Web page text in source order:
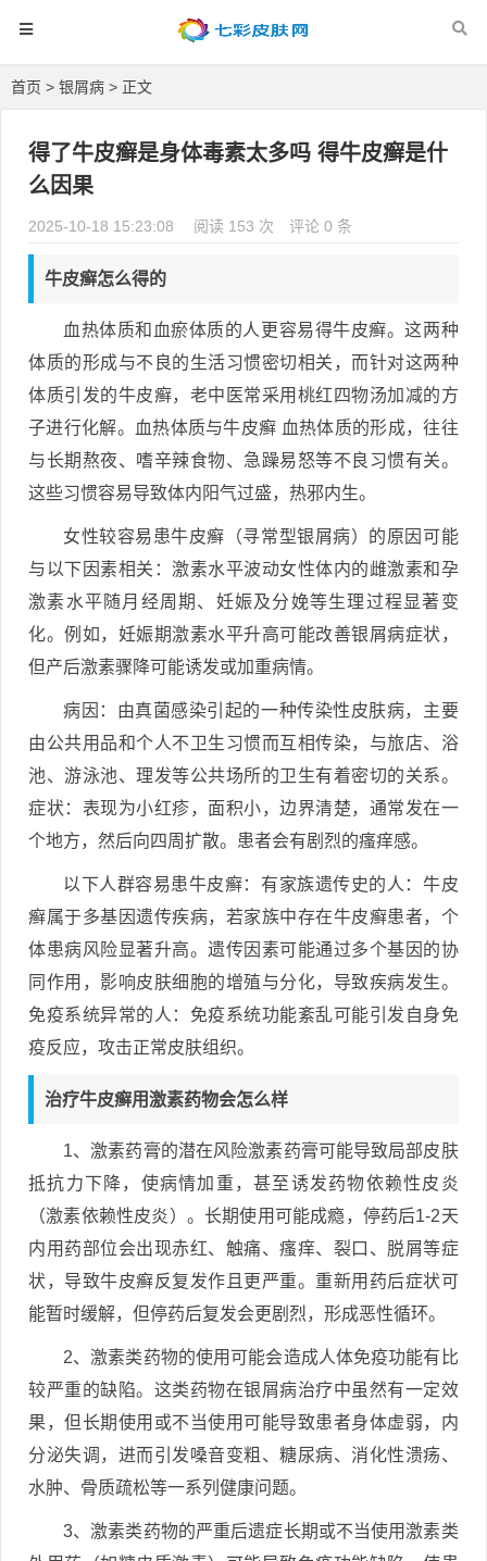
首页 > 银屑病 > 正文
得了牛皮癣是身体毒素太多吗 得牛皮癣是什
么因果
2025-10-18 15:23:08 阅读 153 次 评论 0 条
牛皮癣怎么得的
血热体质和血瘀体质的人更容易得牛皮癣。这两种
体质的形成与不良的生活习惯密切相关，而针对这两种
体质引发的牛皮癣，老中医常采用桃红四物汤加减的方
子进行化解。血热体质与牛皮癣 血热体质的形成，往往
与长期熬夜、嗜辛辣食物、急躁易怒等不良习惯有关。
这些习惯容易导致体内阳气过盛，热邪内生。
女性较容易患牛皮癣（寻常型银屑病）的原因可能
与以下因素相关：激素水平波动女性体内的雌激素和孕
激素水平随月经周期、妊娠及分娩等生理过程显著变
化。例如，妊娠期激素水平升高可能改善银屑病症状，
但产后激素骤降可能诱发或加重病情。
病因：由真菌感染引起的一种传染性皮肤病，主要
由公共用品和个人不卫生习惯而互相传染，与旅店、浴
池、游泳池、理发等公共场所的卫生有着密切的关系。
症状：表现为小红疹，面积小，边界清楚，通常发在一
个地方，然后向四周扩散。患者会有剧烈的瘙痒感。
以下人群容易患牛皮癣：有家族遗传史的人：牛皮
癣属于多基因遗传疾病，若家族中存在牛皮癣患者，个
体患病风险显著升高。遗传因素可能通过多个基因的协
同作用，影响皮肤细胞的增殖与分化，导致疾病发生。
免疫系统异常的人：免疫系统功能紊乱可能引发自身免
疫反应，攻击正常皮肤组织。
治疗牛皮癣用激素药物会怎么样
1、激素药膏的潜在风险激素药膏可能导致局部皮肤
抵抗力下降，使病情加重，甚至诱发药物依赖性皮炎
（激素依赖性皮炎）。长期使用可能成瘾，停药后1-2天
内用药部位会出现赤红、触痛、瘙痒、裂口、脱屑等症
状，导致牛皮癣反复发作且更严重。重新用药后症状可
能暂时缓解，但停药后复发会更剧烈，形成恶性循环。
2、激素类药物的使用可能会造成人体免疫功能有比
较严重的缺陷。这类药物在银屑病治疗中虽然有一定效
果，但长期使用或不当使用可能导致患者身体虚弱，内
分泌失调，进而引发嗓音变粗、糖尿病、消化性溃疡、
水肿、骨质疏松等一系列健康问题。
3、激素类药物的严重后遗症长期或不当使用激素类